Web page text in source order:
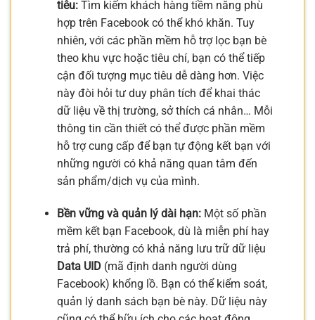
tiêu:Tìm kiếm khách hàng tiềm năng phù
hợp trên Facebook có thể khó khăn. Tuy
nhiên, với các phần mềm hỗ trợ lọc bạn bè
theo khu vực hoặc tiêu chí, bạn có thể tiếp
cận đối tượng mục tiêu dễ dàng hơn. Việc
này đòi hỏi tư duy phân tích để khai thác
dữ liệu về thị trường, sở thích cá nhân… Mỗi
thông tin cần thiết có thể được phần mềm
hỗ trợ cung cấp để bạn tự động kết bạn với
những người có khả năng quan tâm đến
sản phẩm/dịch vụ của mình.
Bền vững và quản lý dài hạn:Một số phần
mềm kết bạn Facebook, dù là miễn phí hay
trả phí, thường có khả năng lưu trữ dữ liệu
Data UID(mã định danh người dùng
Facebook) khổng lồ. Bạn có thể kiểm soát,
quản lý danh sách bạn bè này. Dữ liệu này